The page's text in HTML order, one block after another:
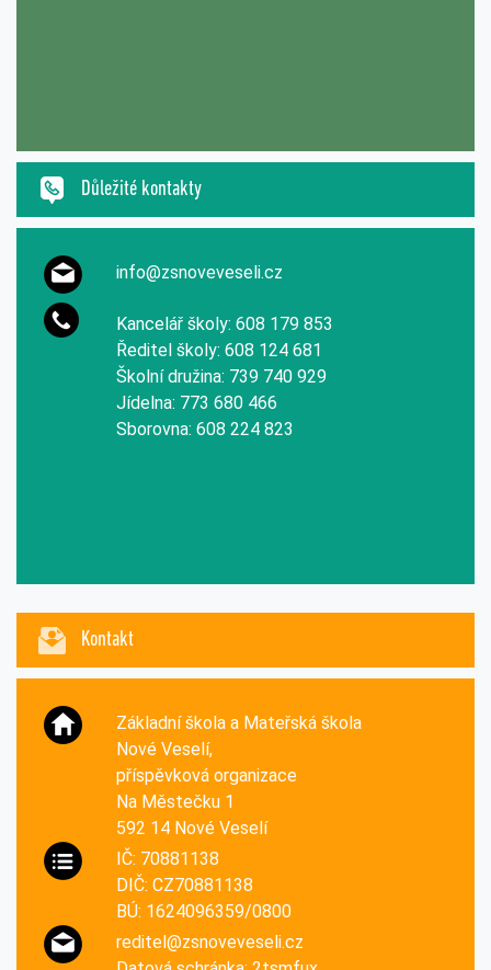
Důležité kontakty
info@zsnoveveseli.cz
Kancelář školy: 608 179 853
Ředitel školy: 608 124 681
Školní družina: 739 740 929
Jídelna: 773 680 466
Sborovna: 608 224 823
Kontakt
Základní škola a Mateřská škola
Nové Veselí,
příspěvková organizace
Na Městečku 1
592 14 Nové Veselí
IČ: 70881138
DIČ: CZ70881138
BÚ: 1624096359/0800
reditel@zsnoveveseli.cz